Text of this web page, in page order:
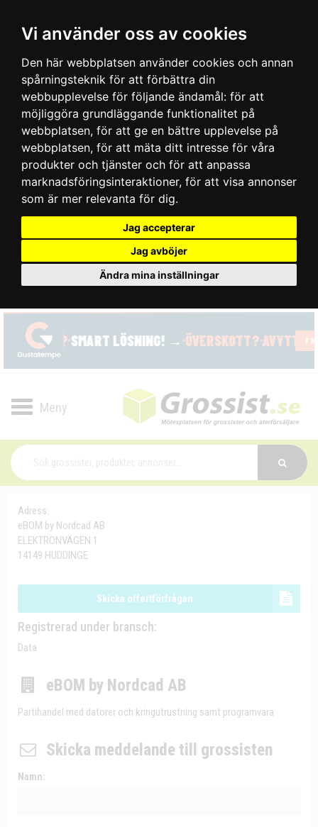
Vi använder oss av cookies
Den här webbplatsen använder cookies och annan
spårningsteknik för att förbättra din
webbupplevelse för följande ändamål: för att
möjliggöra grundläggande funktionalitet på
webbplatsen, för att ge en bättre upplevelse på
webbplatsen, för att mäta ditt intresse för våra
produkter och tjänster och för att anpassa
marknadsföringsinteraktioner, för att visa annonser
som är mer relevanta för dig.
Jag accepterar
Jag avböjer
Ändra mina inställningar
Toggle
Adress:
eBOM by Nordcad AB
ELEKTRONVÄGEN 1
14149 HUDDINGE
Skicka offertförfrågan
Registrerad under bransch:
Data
eBOM by Nordcad AB
Partihandel med datorer och kringutrustning samt programvara
Skicka meddelande till grossisten
Namn: